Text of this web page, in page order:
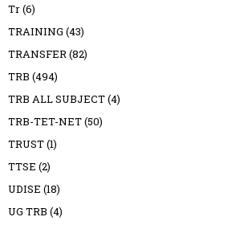
Tr(6)
TRAINING (43)
TRANSFER(82)
TRB (494)
TRB ALL SUBJECT(4)
TRB-TET-NET(50)
TRUST(1)
TTSE (2)
UDISE (18)
UG TRB (4)